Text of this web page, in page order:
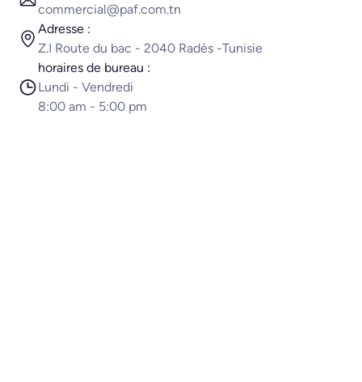
commercial@paf.com.tn
Adresse :
Z.I Route du bac - 2040 Radès -Tunisie
horaires de bureau :
Lundi - Vendredi
8:00 am - 5:00 pm